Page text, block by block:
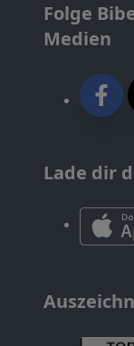
Folge
Medien
Lade dir